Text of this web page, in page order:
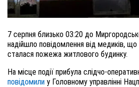
7 серпня близько 03:20 до
надійшло повідомлення від медиків,
сталася пожежа житлового будинку.
На місце події прибула слідчо-
повідомили у Головному управлінні